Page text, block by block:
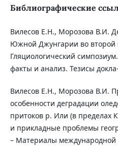
Библиографические
Вилесов Е.Н., Морозова В.И.
Южной Джунгарии во второй
Гляциологический
факты и анализ. Тезисы
Вилесов Е.Н., Морозова В.И.
особенности деградации
притоков р. Или (в пределах
и прикладные проблемы
– Материалы международной